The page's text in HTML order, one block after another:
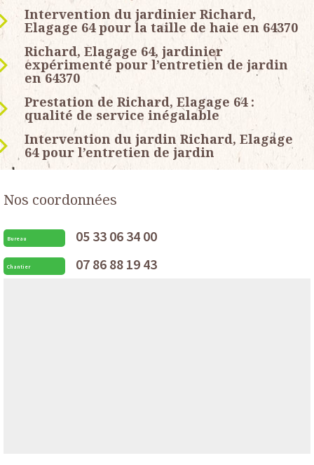
Intervention du jardinier Richard,
Elagage 64 pour la taille de haie en 64370
Richard, Elagage 64, jardinier
expérimenté pour l’entretien de jardin
en 64370
Prestation de Richard, Elagage 64 :
qualité de service inégalable
Intervention du jardin Richard, Elagage
64 pour l’entretien de jardin
Nos coordonnées
Bureau 05 33 06 34 00
Chantier 07 86 88 19 43